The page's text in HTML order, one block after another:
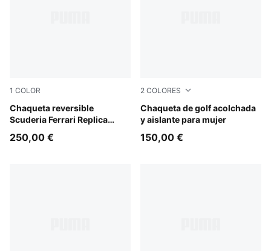
1 COLOR
Chaqueta reversible
Scuderia Ferrari Replica
PUMA Red
250,00 €
2 COLORES
Chaqueta de golf acolchada
y aislante para mujer
Warm White
150,00 €